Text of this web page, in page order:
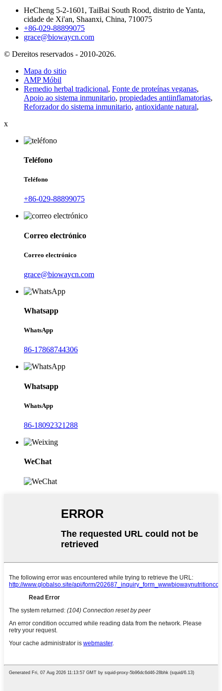
HeCheng 5-2-1601, TaiBai South Rood, distrito de Yanta,
cidade de Xi'an, Shaanxi, China, 710075
+86-029-88899075
grace@biowaycn.com
© Dereitos reservados - 2010-2026.
Mapa do sitio
AMP Móbil
Remedio herbal tradicional, Fonte de proteínas veganas,
Apoio ao sistema inmunitario, propiedades antiinflamatorias,
Reforzador do sistema inmunitario, antioxidante natural,
x
Teléfono
Teléfono
+86-029-88899075
Correo electrónico
Correo electrónico
grace@biowaycn.com
Whatsapp
WhatsApp
86-17868744306
Whatsapp
WhatsApp
86-18092321288
WeChat